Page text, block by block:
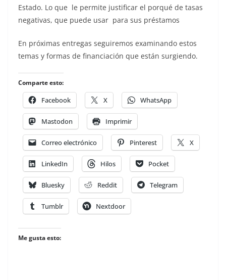
Estado. Lo que le permite justificar el porqué de tasas
negativas, que puede usar para sus préstamos
En próximas entregas seguiremos examinando estos
temas y formas de financiación que están surgiendo.
Comparte esto:
Facebook X WhatsApp
Mastodon Imprimir
Correo electrónico Pinterest X
LinkedIn Hilos Pocket
Bluesky Reddit Telegram
Tumblr Nextdoor
Me gusta esto: